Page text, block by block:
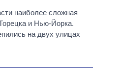
наиболее сложная
и Нью-Йорка.
на двух улицах